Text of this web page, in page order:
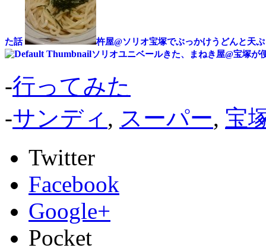
た話
杵屋@ソリオ宝塚でぶっかけうどんと天
ソリオユニベールきた、まねき屋@宝塚が
-行ってみた
-サンディ , スーパー, 宝
Twitter
Facebook
Google+
Pocket